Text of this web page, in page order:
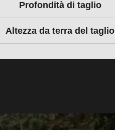
Profondità di taglio
Altezza da terra del taglio